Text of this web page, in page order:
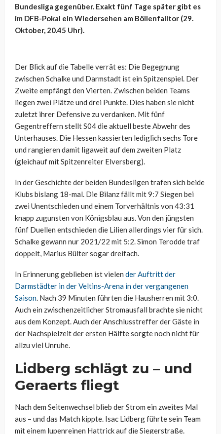
Bundesliga gegenüber. Exakt fünf Tage später gibt es
im DFB-Pokal ein Wiedersehen am Böllenfalltor (29.
Oktober, 20.45 Uhr).
Der Blick auf die Tabelle verrät es: Die Begegnung
zwischen Schalke und Darmstadt ist ein Spitzenspiel. Der
Zweite empfängt den Vierten. Zwischen beiden Teams
liegen zwei Plätze und drei Punkte. Dies haben sie nicht
zuletzt ihrer Defensive zu verdanken. Mit fünf
Gegentreffern stellt S04 die aktuell beste Abwehr des
Unterhauses. Die Hessen kassierten lediglich sechs Tore
und rangieren damit ligaweit auf dem zweiten Platz
(gleichauf mit Spitzenreiter Elversberg).
In der Geschichte der beiden Bundesligen trafen sich beide
Klubs bislang 18-mal. Die Bilanz fällt mit 9:7 Siegen bei
zwei Unentschieden und einem Torverhältnis von 43:31
knapp zugunsten von Königsblau aus. Von den jüngsten
fünf Duellen entschieden die Lilien allerdings vier für sich.
Schalke gewann nur 2021/22 mit 5:2. Simon Terodde traf
doppelt, Marius Bülter sogar dreifach.
In Erinnerung geblieben ist vielen der Auftritt der
Darmstädter in der Veltins-Arena in der vergangenen
Saison. Nach 39 Minuten führten die Hausherren mit 3:0.
Auch ein zwischenzeitlicher Stromausfall brachte sie nicht
aus dem Konzept. Auch der Anschlusstreffer der Gäste in
der Nachspielzeit der ersten Hälfte sorgte noch nicht für
allzu viel Unruhe.
Lidberg schlägt zu – und
Geraerts fliegt
Nach dem Seitenwechsel blieb der Strom ein zweites Mal
aus – und das Match kippte. Isac Lidberg führte sein Team
mit einem lupenreinen Hattrick auf die Siegerstraße.